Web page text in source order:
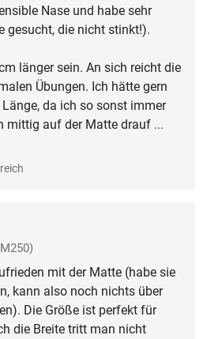
Nase und habe sehr
gesucht, die nicht stinkt!).
länger sein. An sich reicht die
Übungen. Ich hätte gern
da ich so sonst immer
mittig auf der Matte drauf ...
mit der Matte (habe sie
kann also noch nichts über
Die Größe ist perfekt für
die Breite tritt man nicht